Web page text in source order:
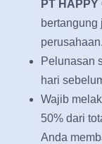
PT HAPPY
bertangung
perusahaan.
Pelunasan
hari
Wajib
50% dari
Anda